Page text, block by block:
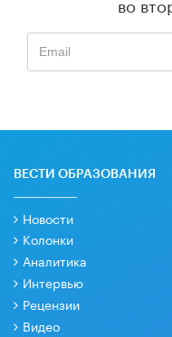
ВЕСТИ ОБРАЗОВАНИЯ
Новости
Колонки
Аналитика
Интервью
Рецензии
Видео